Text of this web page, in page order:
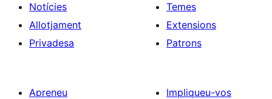
Notícies
Allotjament
Privadesa
Temes
Extensions
Patrons
Apreneu
Impliqueu-vos